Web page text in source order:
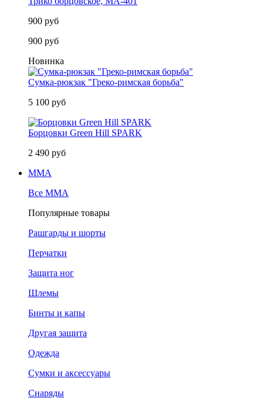
900 руб
900 руб
Новинка
Сумка-рюкзак "Греко-римская борьба"
5 100 руб
Борцовки Green Hill SPARK
2 490 руб
MMA
Все MMA
Популярные товары
Рашгарды и шорты
Перчатки
Защита ног
Шлемы
Бинты и капы
Другая защита
Одежда
Сумки и аксессуары
Снаряды